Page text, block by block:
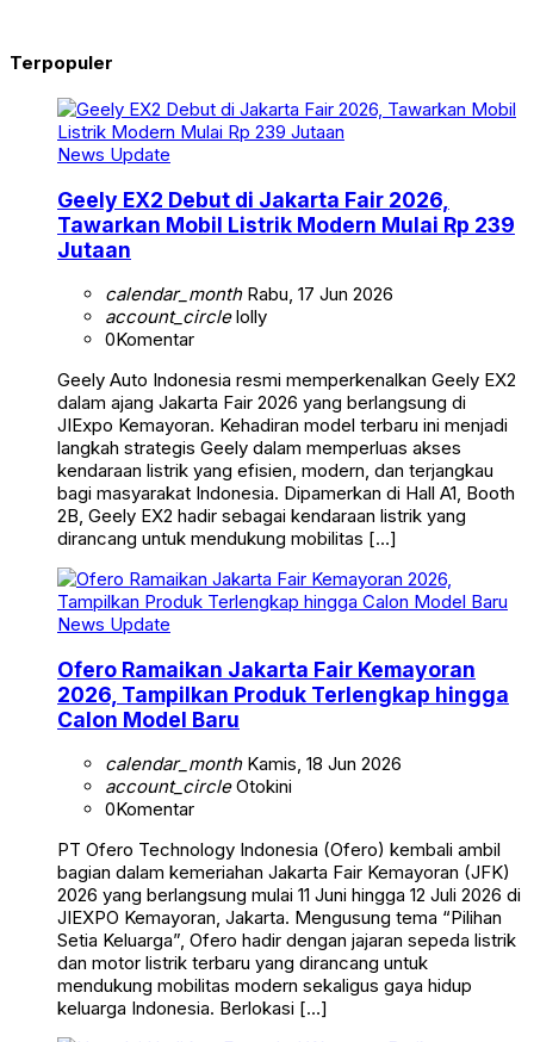
Terpopuler
News Update
Geely EX2 Debut di Jakarta Fair 2026,
Tawarkan Mobil Listrik Modern Mulai Rp 239
Jutaan
calendar_monthRabu, 17 Jun 2026
account_circlelolly
0Komentar
Geely Auto Indonesia resmi memperkenalkan Geely EX2
dalam ajang Jakarta Fair 2026 yang berlangsung di
JIExpo Kemayoran. Kehadiran model terbaru ini menjadi
langkah strategis Geely dalam memperluas akses
kendaraan listrik yang efisien, modern, dan terjangkau
bagi masyarakat Indonesia. Dipamerkan di Hall A1, Booth
2B, Geely EX2 hadir sebagai kendaraan listrik yang
dirancang untuk mendukung mobilitas […]
News Update
Ofero Ramaikan Jakarta Fair Kemayoran
2026, Tampilkan Produk Terlengkap hingga
Calon Model Baru
calendar_monthKamis, 18 Jun 2026
account_circleOtokini
0Komentar
PT Ofero Technology Indonesia (Ofero) kembali ambil
bagian dalam kemeriahan Jakarta Fair Kemayoran (JFK)
2026 yang berlangsung mulai 11 Juni hingga 12 Juli 2026 di
JIEXPO Kemayoran, Jakarta. Mengusung tema “Pilihan
Setia Keluarga”, Ofero hadir dengan jajaran sepeda listrik
dan motor listrik terbaru yang dirancang untuk
mendukung mobilitas modern sekaligus gaya hidup
keluarga Indonesia. Berlokasi […]